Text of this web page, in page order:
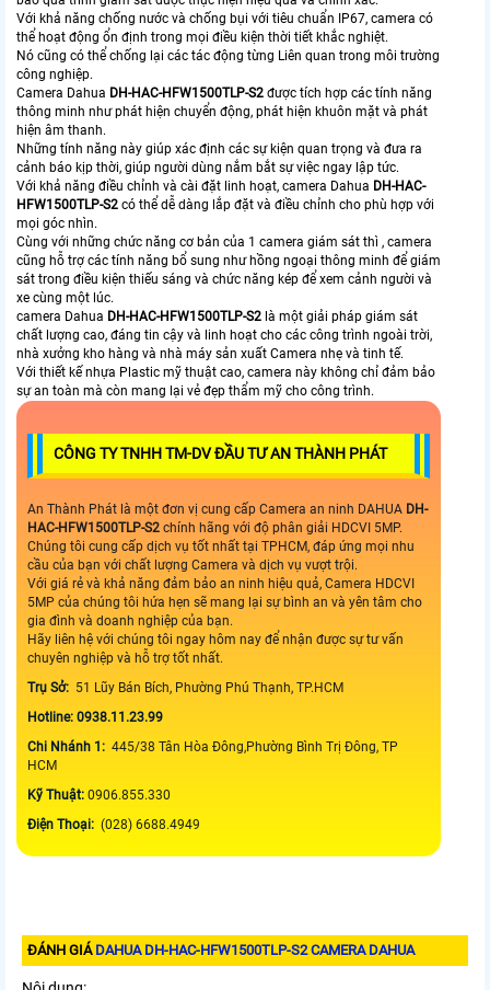
Với khả năng chống nước và chống bụi với tiêu chuẩn IP67, camera có
thể hoạt động ổn định trong mọi điều kiện thời tiết khắc nghiệt.
Nó cũng có thể chống lại các tác động từng Liên quan trong môi trường
công nghiệp.
Camera Dahua DH-HAC-HFW1500TLP-S2 được tích hợp các tính năng
thông minh như phát hiện chuyển động, phát hiện khuôn mặt và phát
hiện âm thanh.
Những tính năng này giúp xác định các sự kiện quan trọng và đưa ra
cảnh báo kịp thời, giúp người dùng nắm bắt sự việc ngay lập tức.
Với khả năng điều chỉnh và cài đặt linh hoạt, camera Dahua DH-HAC-
HFW1500TLP-S2 có thể dễ dàng lắp đặt và điều chỉnh cho phù hợp với
mọi góc nhìn.
Cùng với những chức năng cơ bản của 1 camera giám sát thì , camera
cũng hỗ trợ các tính năng bổ sung như hồng ngoại thông minh để giám
sát trong điều kiện thiếu sáng và chức năng kép để xem cảnh người và
xe cùng một lúc.
camera Dahua DH-HAC-HFW1500TLP-S2 là một giải pháp giám sát
chất lượng cao, đáng tin cậy và linh hoạt cho các công trình ngoài trời,
nhà xưởng kho hàng và nhà máy sản xuất Camera nhẹ và tinh tế.
Với thiết kế nhựa Plastic mỹ thuật cao, camera này không chỉ đảm bảo
sự an toàn mà còn mang lại vẻ đẹp thẩm mỹ cho công trình.
CÔNG TY TNHH TM-DV ĐẦU TƯ AN THÀNH PHÁT
An Thành Phát là một đơn vị cung cấp Camera an ninh DAHUA DH-
HAC-HFW1500TLP-S2 chính hãng với độ phân giải HDCVI 5MP.
Chúng tôi cung cấp dịch vụ tốt nhất tại TPHCM, đáp ứng mọi nhu
cầu của bạn với chất lượng Camera và dịch vụ vượt trội.
Với giá rẻ và khả năng đảm bảo an ninh hiệu quả, Camera HDCVI
5MP của chúng tôi hứa hẹn sẽ mang lại sự bình an và yên tâm cho
gia đình và doanh nghiệp của bạn.
Hãy liên hệ với chúng tôi ngay hôm nay để nhận được sự tư vấn
chuyên nghiệp và hỗ trợ tốt nhất.
Trụ Sở: 51 Lũy Bán Bích, Phường Phú Thạnh, TP.HCM
Hotline: 0938.11.23.99
Chi Nhánh 1: 445/38 Tân Hòa Đông,Phường Bình Trị Đông, TP
HCM
Kỹ Thuật: 0906.855.330
Điện Thoại: (028) 6688.4949
ĐÁNH GIÁ DAHUA DH-HAC-HFW1500TLP-S2 CAMERA DAHUA